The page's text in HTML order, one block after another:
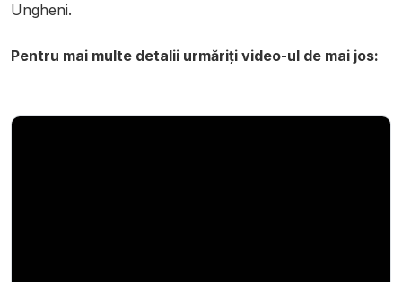
Ungheni.
Pentru mai multe detalii urmăriți video-ul de mai jos: